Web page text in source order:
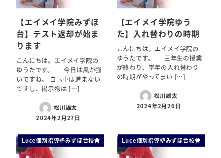
【エイメイ学院みずほ
台】テスト返却が始ま
ります
こんにちは。エイメイ学院の
ゆうたです。 今日は風が強
いですね。 自転車は進まない
ですし、掲示物は […]
松川雄太
2024年2月27日
【エイメイ学院ゆう
た】入れ替わりの時期
こんにちは。エイメイ学院の
ゆうたです。 三年生の授業
が終わり、学年の入れ替わり
の時期がやってまい […]
松川雄太
2024年2月26日
Luce個別指導塾みずほ台校舎 Luce個別指導塾みずほ台校舎